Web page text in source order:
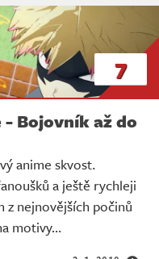
7
- Bojovník až do
anime skvost.
a ještě rychleji
z nejnovějších počinů
motivy…